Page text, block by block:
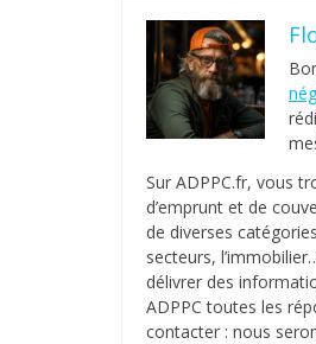
Sur ADPPC.fr, vous
d’emprunt et de
de diverses
secteurs,
délivrer des
ADPPC toutes les
contacter : nous